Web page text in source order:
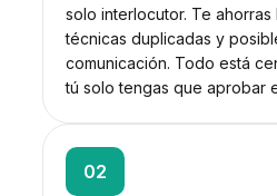
solo interlocutor. Te ahorras
técnicas duplicadas y
comunicación. Todo está
tú solo tengas que aprobar
02